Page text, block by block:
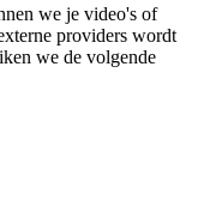
we je video's of
providers wordt
we de volgende